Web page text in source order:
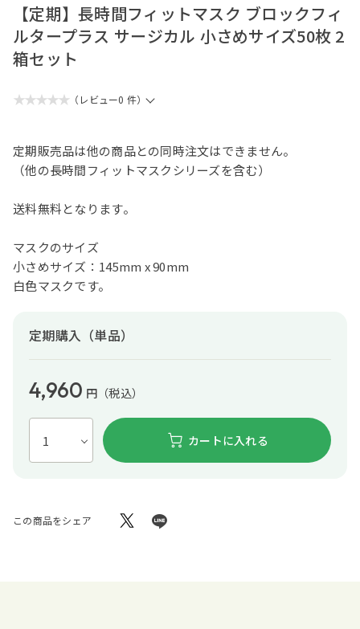
【定期】長時間フィットマスク ブロックフィ
ルタープラス サージカル 小さめサイズ50枚 2
箱セット
★★★★★ （レビュー0 件）
定期販売品は他の商品との同時注文はできません。
（他の長時間フィットマスクシリーズを含む）
送料無料となります。
マスクのサイズ
小さめサイズ：145mm x 90mm
白色マスクです。
定期購入（単品）
4,960 円（税込）
カートに入れる
この商品をシェア